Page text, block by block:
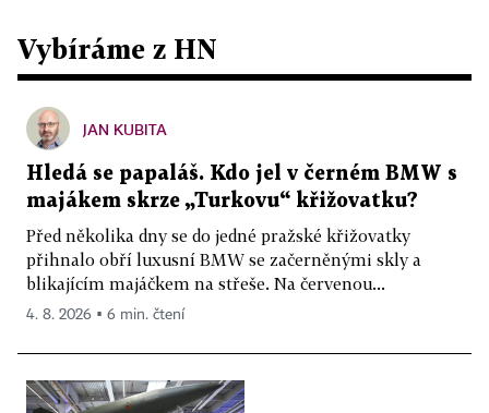
Vybíráme z HN
JAN KUBITA
Hledá se papaláš. Kdo jel v černém BMW s
majákem skrze „Turkovu“ křižovatku?
Před několika dny se do jedné pražské křižovatky
přihnalo obří luxusní BMW se začerněnými skly a
blikajícím majáčkem na střeše. Na červenou...
4. 8. 2026 ▪ 6 min. čtení